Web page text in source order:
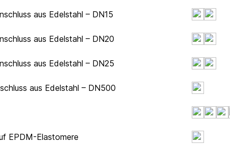
aus Edelstahl – DN15
aus Edelstahl – DN20
aus Edelstahl – DN25
aus Edelstahl – DN500
EPDM-Elastomere